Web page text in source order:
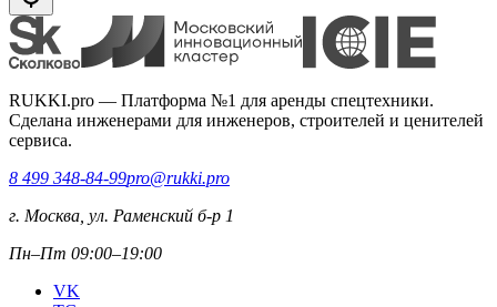
RUKKI.pro — Платформа №1 для аренды спецтехники.
Сделана инженерами для инженеров, строителей и ценителей
сервиса.
8 499 348-84-99pro@rukki.pro
г. Москва, ул. Раменский б-р 1
Пн–Пт 09:00–19:00
VK